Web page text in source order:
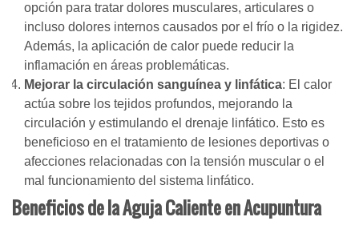
opción para tratar dolores musculares, articulares o
incluso dolores internos causados por el frío o la rigidez.
Además, la aplicación de calor puede reducir la
inflamación en áreas problemáticas.
Mejorar la circulación sanguínea y linfática: El calor
actúa sobre los tejidos profundos, mejorando la
circulación y estimulando el drenaje linfático. Esto es
beneficioso en el tratamiento de lesiones deportivas o
afecciones relacionadas con la tensión muscular o el
mal funcionamiento del sistema linfático.
Beneficios de la Aguja Caliente en Acupuntura